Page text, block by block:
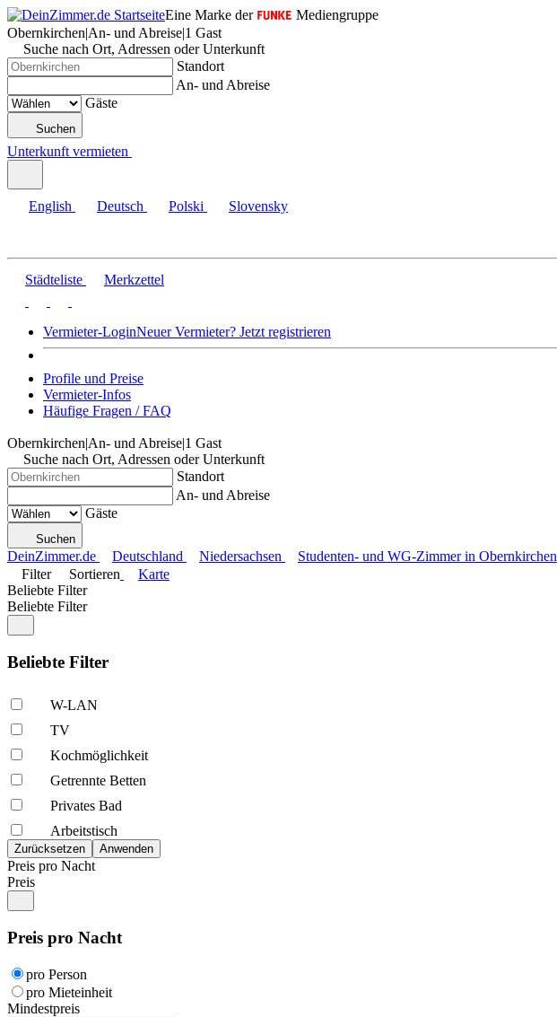
Eine Marke der
Mediengruppe
Obernkirchen|An- und Abreise|1 Gast
Suche nach Ort, Adressen oder Unterkunft
Standort
An- und Abreise
Gäste
Suchen
Unterkunft vermieten
English Deutsch Polski Slovensky
Städteliste Merkzettel
Vermieter-LoginNeuer Vermieter? Jetzt registrieren
Profile und Preise
Vermieter-Infos
Häufige Fragen / FAQ
Obernkirchen|An- und Abreise|1 Gast
Suche nach Ort, Adressen oder Unterkunft
Standort
An- und Abreise
Gäste
Suchen
DeinZimmer.de Deutschland Niedersachsen
Studenten- und WG-Zimmer in Obernkirchen
Filter
Sortieren
Karte
Beliebte Filter
Beliebte Filter
Beliebte Filter
W-LAN
TV
Kochmöglich­keit
Getrennte Betten
Privates Bad
Arbeitstisch
Preis pro Nacht
Preis
Preis pro Nacht
pro Person
pro Mieteinheit
Mindestpreis